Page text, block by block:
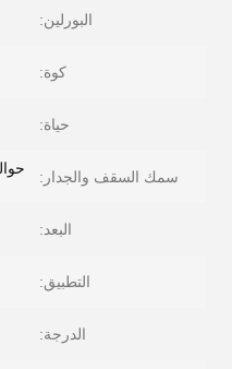
البورلين:
كوة:
حياة:
سمك السقف والجدار:
البعد:
التطبيق:
الدرجة: